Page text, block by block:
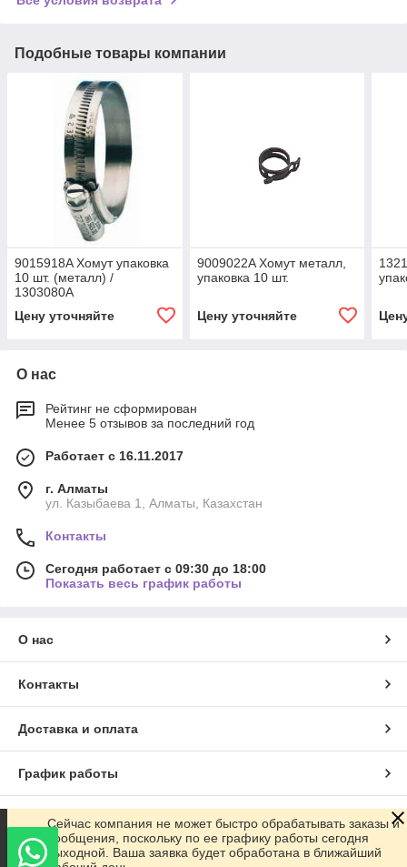
Подобные товары компании
9015918A Хомут упаковка
10 шт. (металл) /
1303080A
Цену уточняйте
9009022A Хомут металл,
упаковка 10 шт.
Цену уточняйте
О нас
Рейтинг не сформирован
Менее 5 отзывов за последний год
Работает с 16.11.2017
г. Алматы
ул. Казыбаева 1, Алматы, Казахстан
Контакты
Сегодня работает с 09:30 до 18:00
Показать весь график работы
О нас
Контакты
Доставка и оплата
График работы
Полная версия сайта
Сайт создан на маркетплейсе Satu.kz
Сейчас компания не может быстро обрабатывать заказы и
сообщения, поскольку по ее графику работы сегодня
выходной. Ваша заявка будет обработана в ближайший